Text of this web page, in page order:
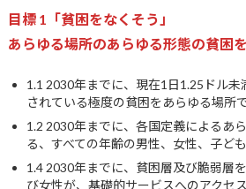
目標 1「貧困をなくそう」
あらゆる場所のあらゆる形態の貧困
1.1 2030年までに、現在1日1.25ドル
されている極度の貧困をあらゆる場所
1.2 2030年までに、各国定義によるあ
る、すべての年齢の男性、女性、子ど
1.4 2030年までに、貧困層及び脆弱層
び女性が、基礎的サービスへのアクセ